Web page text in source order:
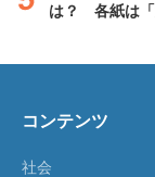
は？ 各紙は「
コンテンツ
社会